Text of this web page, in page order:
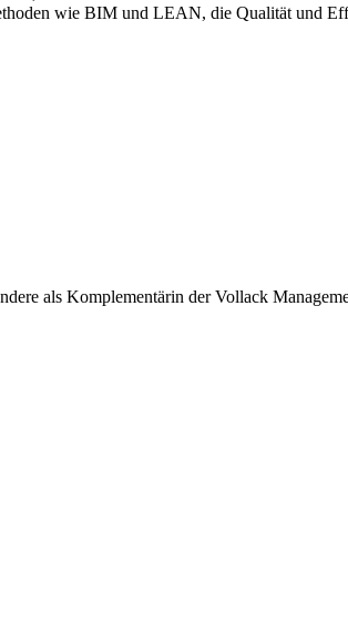
wie BIM und LEAN, die Qualität und
als Komplementärin der Vollack